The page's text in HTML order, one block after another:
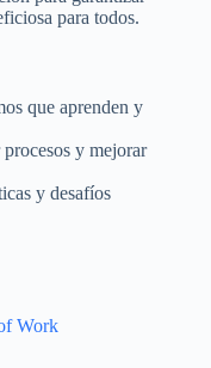
para todos.
que aprenden y
y mejorar
y desafíos
Work